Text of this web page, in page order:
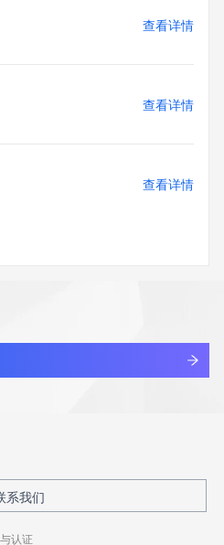
查看详情
查看详情
查看详情
查看详情
系我们
认证